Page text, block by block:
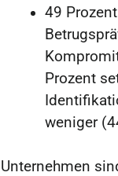
49
Prozent
weniger
Unternehmen